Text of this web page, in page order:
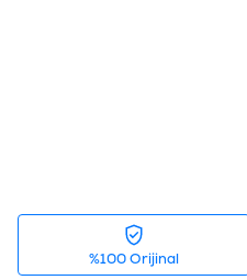
%100 Orijinal